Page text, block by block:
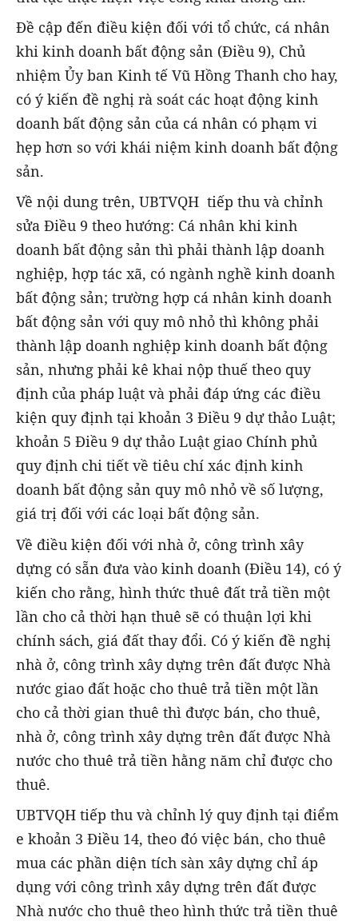
Đề cập đến điều kiện đối với tổ chức, cá nhân
khi kinh doanh bất động sản (Điều 9), Chủ
nhiệm Ủy ban Kinh tế Vũ Hồng Thanh cho hay,
có ý kiến đề nghị rà soát các hoạt động kinh
doanh bất động sản của cá nhân có phạm vi
hẹp hơn so với khái niệm kinh doanh bất động
sản.
Về nội dung trên, UBTVQH tiếp thu và chỉnh
sửa Điều 9 theo hướng: Cá nhân khi kinh
doanh bất động sản thì phải thành lập doanh
nghiệp, hợp tác xã, có ngành nghề kinh doanh
bất động sản; trường hợp cá nhân kinh doanh
bất động sản với quy mô nhỏ thì không phải
thành lập doanh nghiệp kinh doanh bất động
sản, nhưng phải kê khai nộp thuế theo quy
định của pháp luật và phải đáp ứng các điều
kiện quy định tại khoản 3 Điều 9 dự thảo Luật;
khoản 5 Điều 9 dự thảo Luật giao Chính phủ
quy định chi tiết về tiêu chí xác định kinh
doanh bất động sản quy mô nhỏ về số lượng,
giá trị đối với các loại bất động sản.
Về điều kiện đối với nhà ở, công trình xây
dựng có sẵn đưa vào kinh doanh (Điều 14), có ý
kiến cho rằng, hình thức thuê đất trả tiền một
lần cho cả thời hạn thuê sẽ có thuận lợi khi
chính sách, giá đất thay đổi. Có ý kiến đề nghị
nhà ở, công trình xây dựng trên đất được Nhà
nước giao đất hoặc cho thuê trả tiền một lần
cho cả thời gian thuê thì được bán, cho thuê,
nhà ở, công trình xây dựng trên đất được Nhà
nước cho thuê trả tiền hằng năm chỉ được cho
thuê.
UBTVQH tiếp thu và chỉnh lý quy định tại điểm
e khoản 3 Điều 14, theo đó việc bán, cho thuê
mua các phần diện tích sàn xây dựng chỉ áp
dụng với công trình xây dựng trên đất được
Nhà nước cho thuê theo hình thức trả tiền thuê